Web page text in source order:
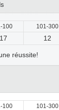
100 101-300
17 12
réussite!
100 101-300